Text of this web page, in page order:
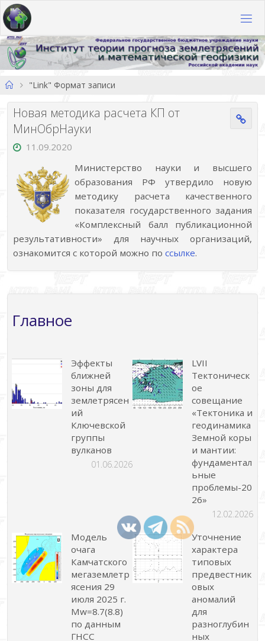
Перейти
к
содержимому
Главная"Link" Формат записи
Новая методика расчета КП от
МинОбрНауки
11.09.2020
Министерство науки и высшего
образования РФ утвердило новую
методику расчета качественного
показателя государственного задания
«Комплексный балл публикационной
результативности» для научных организаций,
ознакомится с которой можно по ссылке.
Главное
Эффекты
ближней
зоны для
землетрясен
ий
Ключевской
группы
вулканов
01.06.2026
LVII
Тектоническ
ое
совещание
«Тектоника и
геодинамика
Земной коры
и мантии:
фундаментал
ьные
проблемы-20
26»
12.02.2026
Модель
очага
Камчатского
мегаземлетр
ясения 29
июля 2025 г.
Mw=8.7(8.8)
по данным
ГНСС
Уточнение
характера
типовых
предвестник
овых
аномалий
для
разноглубин
ных